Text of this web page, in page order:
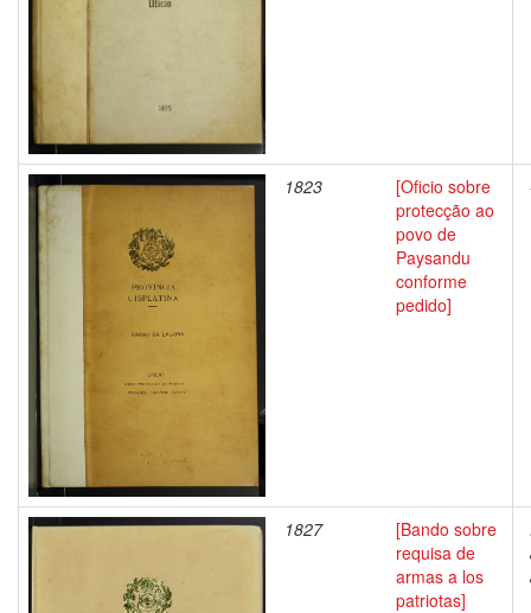
1823
[Oficio sobre
protecção ao
povo de
Paysandu
conforme
pedido]
1827
[Bando sobre
requisa de
armas a los
patriotas]